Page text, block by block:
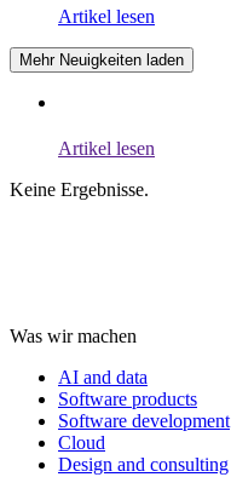
Artikel lesen
Mehr Neuigkeiten laden
Artikel lesen
Keine Ergebnisse.
Was wir machen
AI and data
Software products
Software development
Cloud
Design and consulting